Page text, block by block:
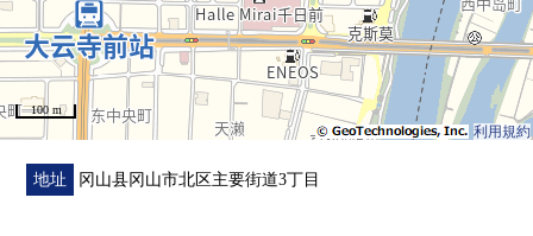
"免费评估的申请"
免费热线0120-321-098
利用規約
100 m
地址 冈山县冈山市北区主要街道3丁目